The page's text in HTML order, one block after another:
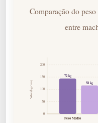
Comparação do
entre
200
150
100
50
0
72 kg
58 kg
Peso Médio
Valor (kg / cm)